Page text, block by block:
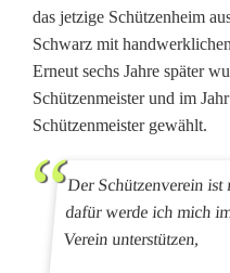
d
t
e
h
r
das jetzige Schützenheim
Schwarz mit
Erneut sechs Jahre später
Schützenmeister und im
Schützenmeister gewählt.
Der Schützenverein
dafür werde ich mich
Verein unterstützen,